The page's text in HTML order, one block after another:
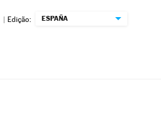
| Edição: ESPAÑA